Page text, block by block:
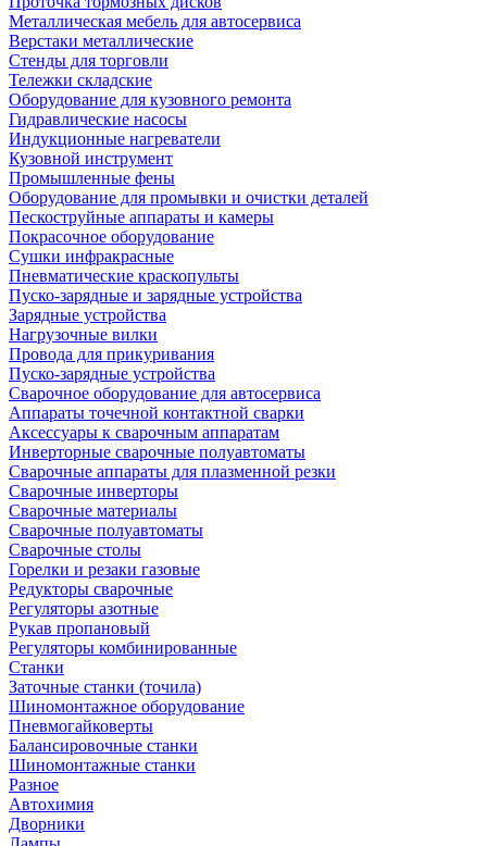
Металлическая мебель для автосервиса
Верстаки металлические
Стенды для торговли
Тележки складские
Оборудование для кузовного ремонта
Гидравлические насосы
Индукционные нагреватели
Кузовной инструмент
Промышленные фены
Оборудование для промывки и очистки деталей
Пескоструйные аппараты и камеры
Покрасочное оборудование
Сушки инфракрасные
Пневматические краскопульты
Пуско-зарядные и зарядные устройства
Зарядные устройства
Нагрузочные вилки
Провода для прикуривания
Пуско-зарядные устройства
Сварочное оборудование для автосервиса
Аппараты точечной контактной сварки
Аксессуары к сварочным аппаратам
Инверторные сварочные полуавтоматы
Сварочные аппараты для плазменной резки
Сварочные инверторы
Сварочные материалы
Сварочные полуавтоматы
Сварочные столы
Горелки и резаки газовые
Редукторы сварочные
Регуляторы азотные
Рукав пропановый
Регуляторы комбинированные
Станки
Заточные станки (точила)
Шиномонтажное оборудование
Пневмогайковерты
Балансировочные станки
Шиномонтажные станки
Разное
Автохимия
Дворники